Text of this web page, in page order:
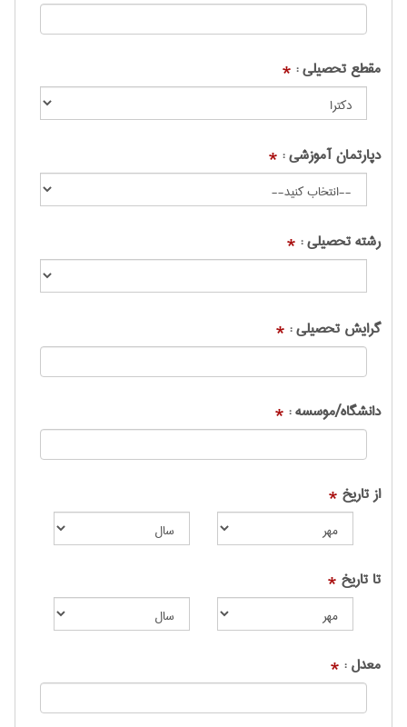
مقطع تحصیلی : *
دپارتمان آموزشی : *
رشته تحصیلی : *
گرایش تحصیلی : *
دانشگاه/موسسه : *
از تاریخ *
تا تاریخ *
معدل : *